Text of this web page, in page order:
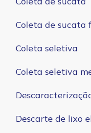
Coleta de sucata
Coleta seletiva
Coleta seletiva
Descarte de lixo